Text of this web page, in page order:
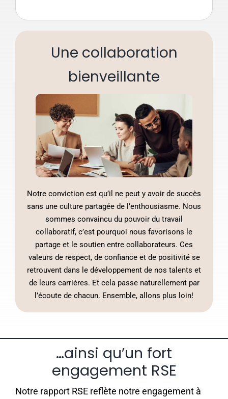
Une collaboration
bienveillante
Notre conviction est qu’il ne peut y avoir de succès
sans une culture partagée de l’enthousiasme. Nous
sommes convaincu du pouvoir du travail
collaboratif, c’est pourquoi nous favorisons le
partage et le soutien entre collaborateurs. Ces
valeurs de respect, de confiance et de positivité se
retrouvent dans le développement de nos talents et
de leurs carrières. Et cela passe naturellement par
l’écoute de chacun. Ensemble, allons plus loin!
…ainsi qu’un fort
engagement RSE
Notre rapport RSE reflète notre engagement à